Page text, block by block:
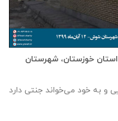
مدرسه ٤ كلاسه، استان خوزستان، شهرستان
و به خود می‌خواند جنتی دارد